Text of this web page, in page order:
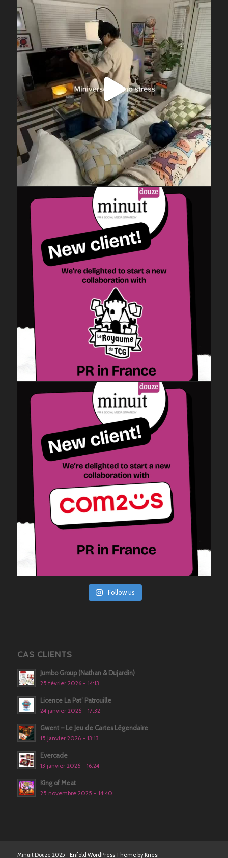
Follow us
CAS CLIENTS
Jumbo Group (Nathan & Dujardin)
25 février 2026 - 14:13
Licence La Pat’ Patrouille
24 janvier 2026 - 17:32
Gwent – Le Jeu de Cartes Légendaire
15 janvier 2026 - 13:13
Evercade
13 janvier 2026 - 16:24
King of Meat
25 novembre 2025 - 14:40
Minuit Douze 2025 - Enfold WordPress Theme by Kriesi